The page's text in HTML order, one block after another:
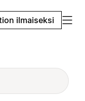
ilmaiseksi